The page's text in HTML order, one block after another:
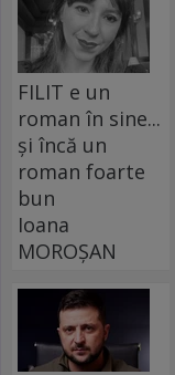
FILIT e un
roman în sine...
și încă un
roman foarte
bun
Ioana
MOROȘAN